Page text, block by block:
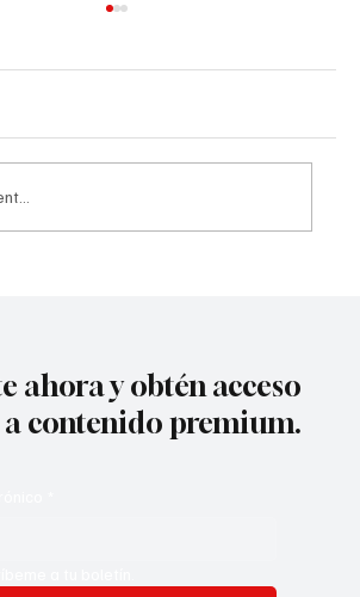
ahora y obtén acceso
a contenido premium.